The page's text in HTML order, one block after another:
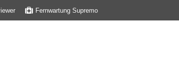
Fernwartung Supremo
IT–SERVICES